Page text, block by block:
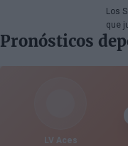
Los
que
Pronósticos
LV Aces